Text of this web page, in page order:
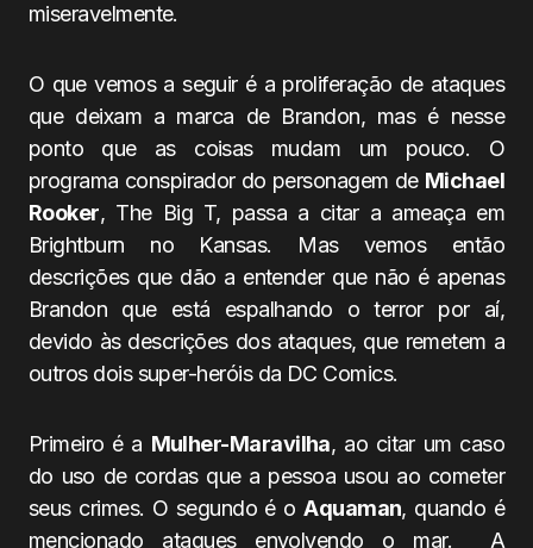
miseravelmente.
O que vemos a seguir é a proliferação de ataques
que deixam a marca de Brandon, mas é nesse
ponto que as coisas mudam um pouco. O
programa conspirador do personagem de Michael
Rooker, The Big T, passa a citar a ameaça em
Brightburn no Kansas. Mas vemos então
descrições que dão a entender que não é apenas
Brandon que está espalhando o terror por aí,
devido às descrições dos ataques, que remetem a
outros dois super-heróis da DC Comics.
Primeiro é a Mulher-Maravilha, ao citar um caso
do uso de cordas que a pessoa usou ao cometer
seus crimes. O segundo é oAquaman, quando é
mencionado ataques envolvendo o mar. A